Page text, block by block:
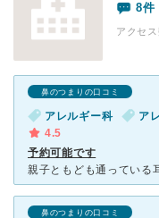
8件
アクセ
鼻のつまりの口コミ
アレルギー科 ア
4.5
予約可能です
鼻のつまりの口コミ